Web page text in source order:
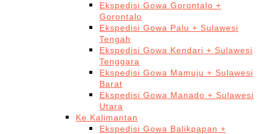
Ekspedisi Gowa Gorontalo +
Gorontalo
Ekspedisi Gowa Palu + Sulawesi
Tengah
Ekspedisi Gowa Kendari + Sulawesi
Tenggara
Ekspedisi Gowa Mamuju + Sulawesi
Barat
Ekspedisi Gowa Manado + Sulawesi
Utara
Ke Kalimantan
Ekspedisi Gowa Balikpapan +